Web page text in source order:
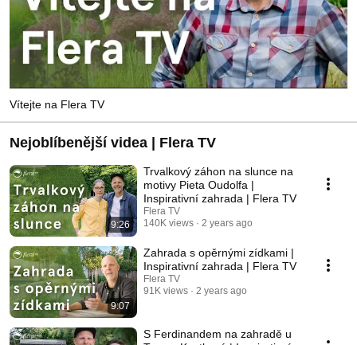
Vítejte na Flera TV
Nejoblíbenější videa | Flera TV
9:26
Trvalkový záhon na slunce na
motivy Pieta Oudolfa |
Inspirativní zahrada | Flera TV
Flera TV
140K views
2 years ago
9:07
Zahrada s opěrnými zídkami |
Inspirativní zahrada | Flera TV
Flera TV
91K views
2 years ago
S Ferdinandem na zahradě u